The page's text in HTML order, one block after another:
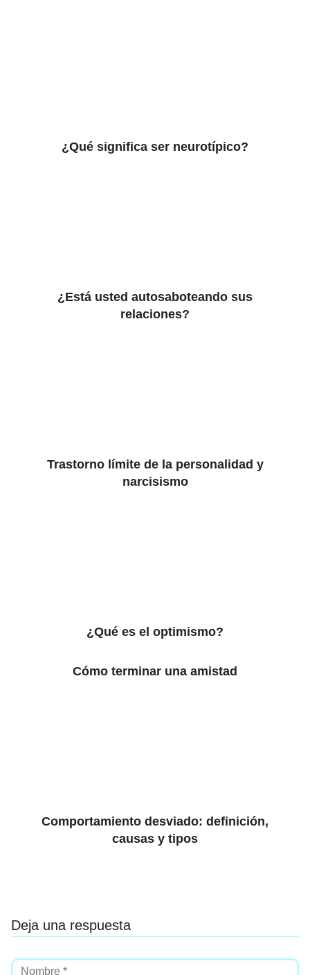
¿Qué significa ser neurotípico?
¿Está usted autosaboteando sus
relaciones?
Trastorno límite de la personalidad y
narcisismo
¿Qué es el optimismo?
Cómo terminar una amistad
Comportamiento desviado: definición,
causas y tipos
Deja una respuesta